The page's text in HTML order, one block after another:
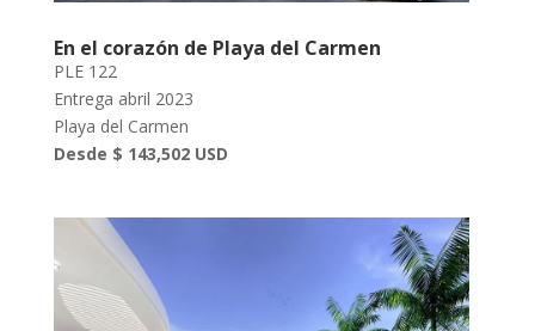
En el corazón de Playa del Carmen
PLE 122
Entrega abril 2023
Playa del Carmen
Desde $ 143,502 USD